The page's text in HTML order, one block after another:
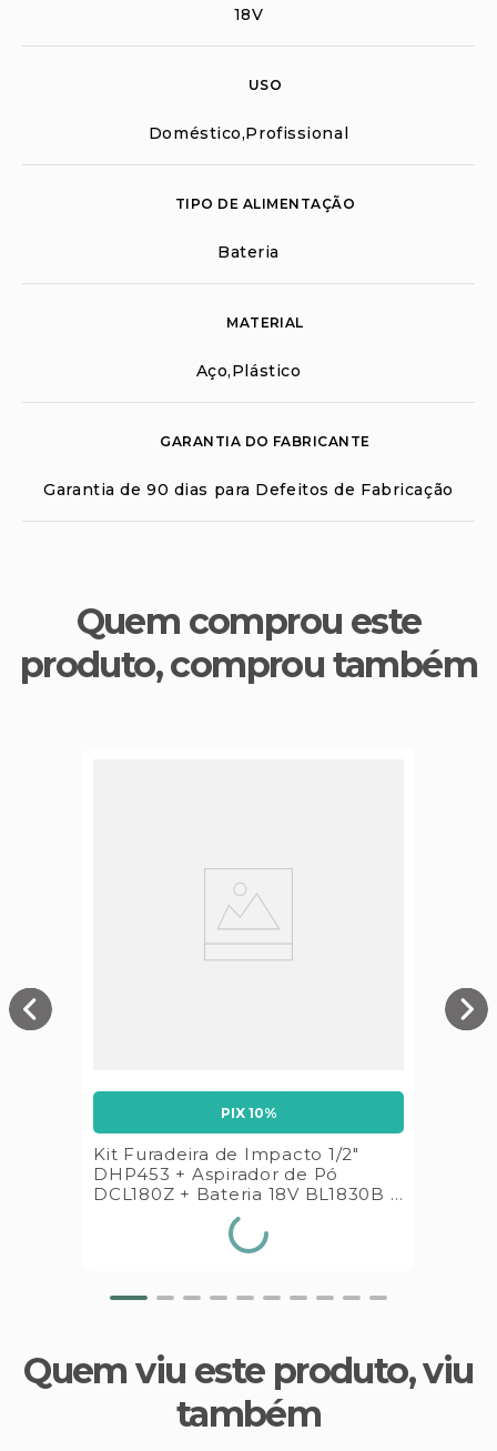
18V
USO
Doméstico,Profissional
TIPO DE ALIMENTAÇÃO
Bateria
MATERIAL
Aço,Plástico
GARANTIA DO FABRICANTE
Garantia de 90 dias para Defeitos de Fabricação
Quem comprou este
produto, comprou também
PIX 10%
Kit Furadeira de Impacto 1/2"
DHP453 + Aspirador de Pó
DCL180Z + Bateria 18V BL1830B +
Carregador DC18SD Makita
Quem viu este produto, viu
também